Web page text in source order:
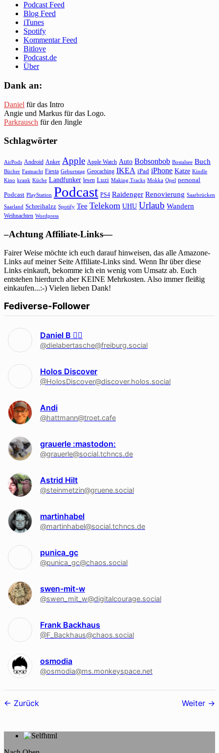
Podcast Feed
Blog Feed
iTunes
Spotify
Kommentar Feed
Bitlove
Podcast.de
Über
Dank an:
Daniel für das Intro
Angie und Markus für das Logo.
Parkrausch für den Jingle
Schlagwörter
AirPods Android Anker Apple Apple Watch Auto Bobsonbob Bostalsee Buch
Bücher Fastnacht Fiesta Geburtstag Geocaching IKEA iPad iPhone Katze Kindle
Kino krank Küche Landfunker lesen Luzi Making Tracks Mokka Opel personal
Podcast PlayStation Podcast PS4 Raidenger Renovierung Saarbrücken
Saarland Schreihalzz Spotify Tee Telekom UHU Urlaub Wandern
Weihnachten Wordpress
–Achtung Affiliate-Links—
Fairer Weise möchte ich euch darauf hinweisen, das alle Amazone-
Links auf meiner Seite Affiliate-Links sind. Wenn Ihr über diese
Links einkauft, bekomme ich ein wenig vom Umsatz ab. Euch
entstehen hierdurch aber KEINE Mehrkosten. Also immer fleißig
einkaufen...:-) Vielen lieben Dank!
Fediverse-Follower
Daniel B 🏳‍🌈
@dielabertasche@freiburg.social
Holos Discover
@HolosDiscover@discover.holos.social
Andi
@hattmann@troet.cafe
grauerle :mastodon:
@grauerle@social.tchncs.de
Astrid Hilt
@steinmetzin@gruene.social
martinhabel
@martinhabel@social.tchncs.de
punica_gc
@punica_gc@chaos.social
swen-mit-w
@swen_mit_w@digitalcourage.social
Frank Backhaus
@F_Backhaus@chaos.social
osmodia
@osmodia@ms.monkeyspace.net
Follower-
Zurück Weiter